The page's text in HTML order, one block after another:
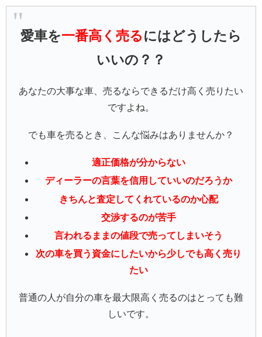
愛車を一番高く売るにはどうしたら
いいの？？
あなたの大事な車、売るならできるだけ高く売りたい
ですよね。
でも車を売るとき、こんな悩みはありませんか？
適正価格が分からない
ディーラーの言葉を信用していいのだろうか
きちんと査定してくれているのか心配
交渉するのが苦手
言われるままの値段で売ってしまいそう
次の車を買う資金にしたいから少しでも高く売り
たい
普通の人が自分の車を最大限高く売るのはとっても難
しいです。